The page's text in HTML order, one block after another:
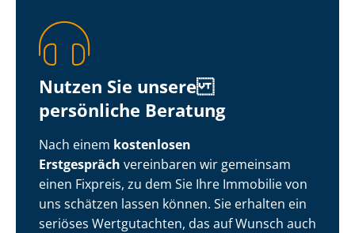
Nutzen Sie unsere
persönliche Beratung
Nach einem kostenlosen
Erstgespräch vereinbaren wir gemeinsam
einen Fixpreis, zu dem Sie Ihre Immobilie von
uns schätzen lassen können. Sie erhalten ein
seriöses Wertgutachten, das auf Wunsch auch